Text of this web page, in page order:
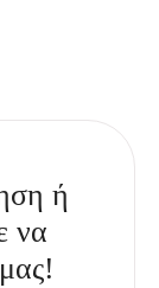
ή
να